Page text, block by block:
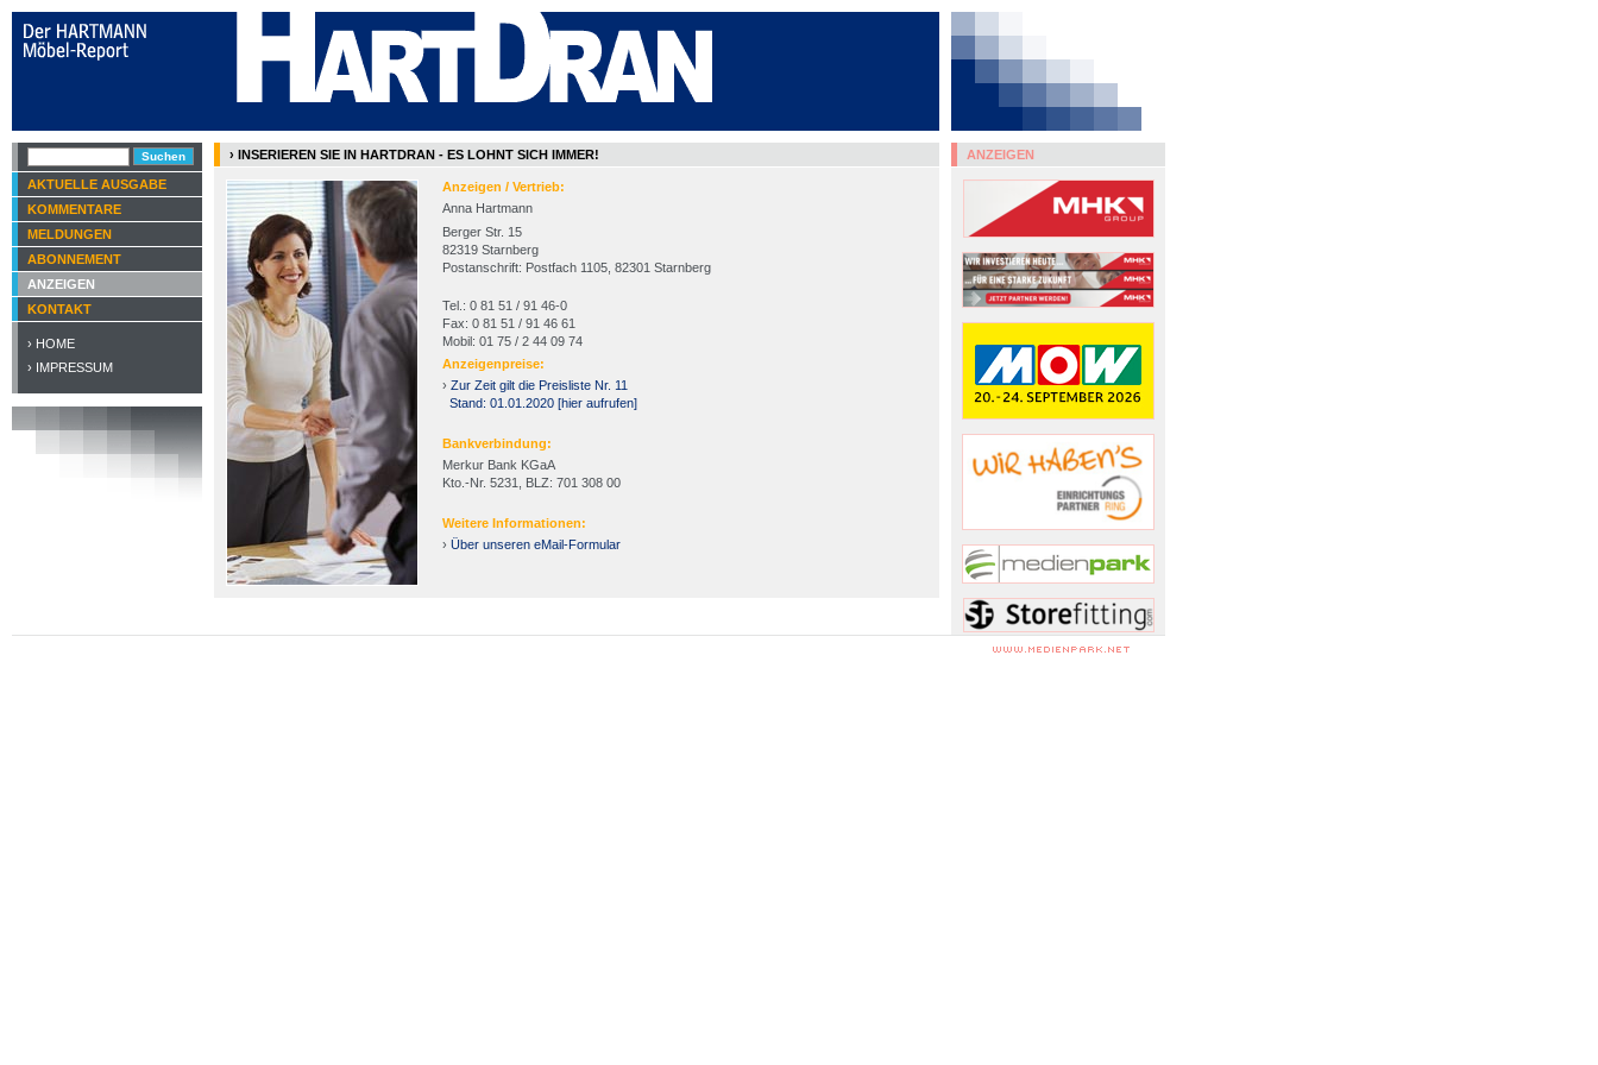
AKTUELLE AUSGABE
KOMMENTARE
MELDUNGEN
ABONNEMENT
ANZEIGEN
KONTAKT
› HOME
› IMPRESSUM
› INSERIEREN SIE IN HARTDRAN - ES LOHNT SICH IMMER!
Anzeigen / Vertrieb:
Anna Hartmann
Berger Str. 15
82319 Starnberg
Postanschrift: Postfach 1105, 82301 Starnberg
Tel.: 0 81 51 / 91 46-0
Fax: 0 81 51 / 91 46 61
Mobil: 01 75 / 2 44 09 74
Anzeigenpreise:
› Zur Zeit gilt die Preisliste Nr. 11
Stand: 01.01.2020 [hier aufrufen]
Bankverbindung:
Merkur Bank KGaA
Kto.-Nr. 5231, BLZ: 701 308 00
Weitere Informationen:
› Über unseren eMail-Formular
ANZEIGEN